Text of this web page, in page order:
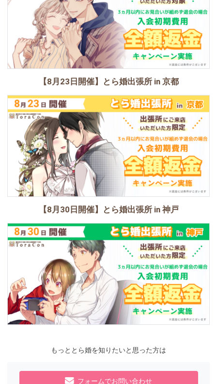
【8月23日開催】とら婚出張所 in 京都
【8月30日開催】とら婚出張所 in 神戸
もっととら婚を知りたいと思った方は
フォームでお問い合わせ